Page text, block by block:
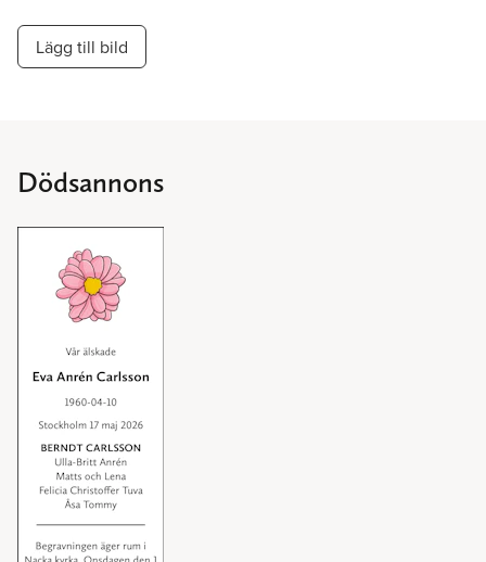
Lägg till bild
Dödsannons